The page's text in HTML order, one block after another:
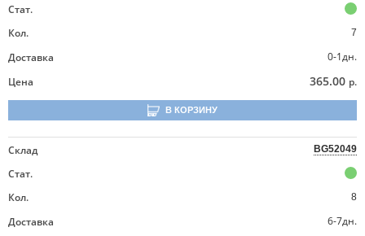
Стат.
Кол.
7
Доставка
0-1дн.
Цена
365.00 р.
В КОРЗИНУ
Склад BG52049
Стат.
Кол.
8
Доставка
6-7дн.